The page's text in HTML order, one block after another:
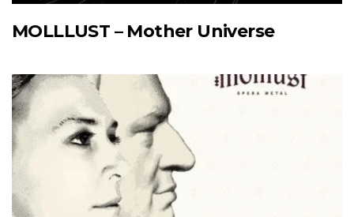
MOLLLUST – Mother Universe